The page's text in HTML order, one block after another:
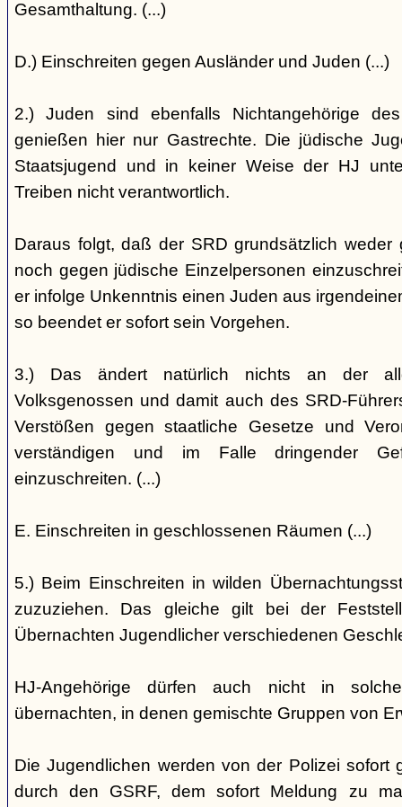
Gesamthaltung. (...)
D.) Einschreiten gegen Ausländer und Juden (...)
2.) Juden sind ebenfalls Nichtangehörige
genießen hier nur Gastrechte. Die jüdische
Staatsjugend und in keiner Weise der HJ
Treiben nicht verantwortlich.
Daraus folgt, daß der SRD grundsätzlich weder
noch gegen jüdische Einzelpersonen
er infolge Unkenntnis einen Juden aus
so beendet er sofort sein Vorgehen.
3.) Das ändert natürlich nichts an der
Volksgenossen und damit auch des SRD-
Verstößen gegen staatliche Gesetze und
verständigen und im Falle dringender
einzuschreiten. (...)
E. Einschreiten in geschlossenen Räumen (...)
5.) Beim Einschreiten in wilden
zuzuziehen. Das gleiche gilt bei der
Übernachten Jugendlicher verschiedenen
HJ-Angehörige dürfen auch nicht in
übernachten, in denen gemischte Gruppen von
Die Jugendlichen werden von der Polizei sofort
durch den GSRF, dem sofort Meldung zu